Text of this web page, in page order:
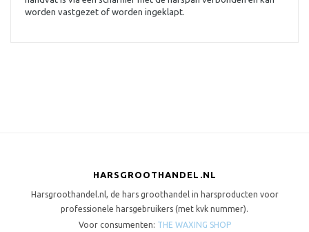
worden vastgezet of worden ingeklapt.
HARSGROOTHANDEL.NL
Harsgroothandel.nl, de hars groothandel in harsproducten voor
professionele harsgebruikers (met kvk nummer).
Voor consumenten: THE WAXING SHOP